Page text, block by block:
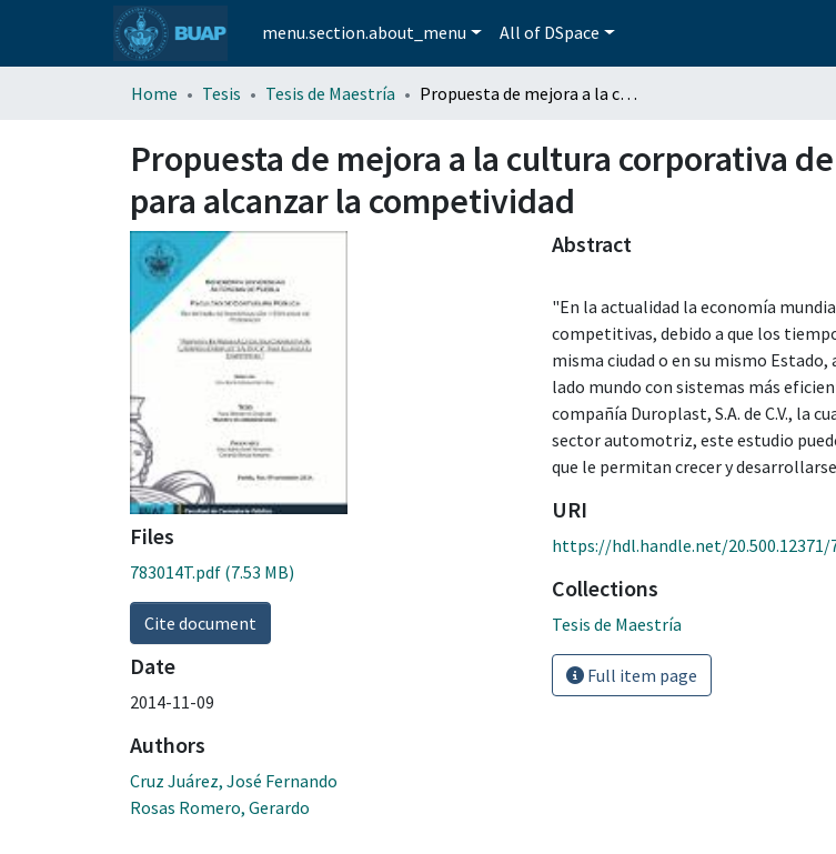
menu.section.about_menu All of DSpace
Home Tesis Tesis de Maestría Propuesta de mejora a la cultura corporativa de la empresa Duroplast, S.A. de C.V. para alcanzar la competividad
Propuesta de mejora a la cultura corporativa
para alcanzar la competividad
Files
783014T.pdf (7.53 MB)
Cite document
Date
2014-11-09
Authors
Cruz Juárez, José Fernando
Rosas Romero, Gerardo
Abstract
"En la actualidad la economía
competitivas, debido a que los
misma ciudad o en su mismo
lado mundo con sistemas más
compañía Duroplast, S.A. de C.V., la
sector automotriz, este estudio
URI
https://hdl.handle.net/20.500.12371/
Collections
Tesis de Maestría
Full item page